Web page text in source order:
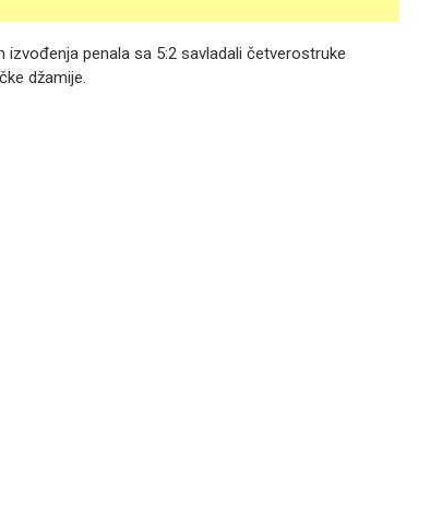
penala sa 5:2 savladali četverostruke
džamije.